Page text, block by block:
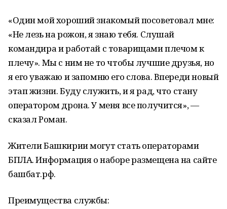
«Один мой хороший знакомый посоветовал мне:
«Не лезь на рожон, я знаю тебя. Слушай
командира и работай с товарищами плечом к
плечу». Мы с ним не то чтобы лучшие друзья, но
я его уважаю и запомню его слова. Впереди новый
этап жизни. Буду служить, и я рад, что стану
оператором дрона. У меня все получится», —
сказал Роман.
Жители Башкирии могут стать операторами
БПЛА. Информация о наборе размещена на сайте
башбат.рф.
Преимущества службы: